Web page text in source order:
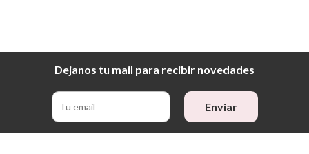
Dejanos tu mail para recibir novedades
Enviar